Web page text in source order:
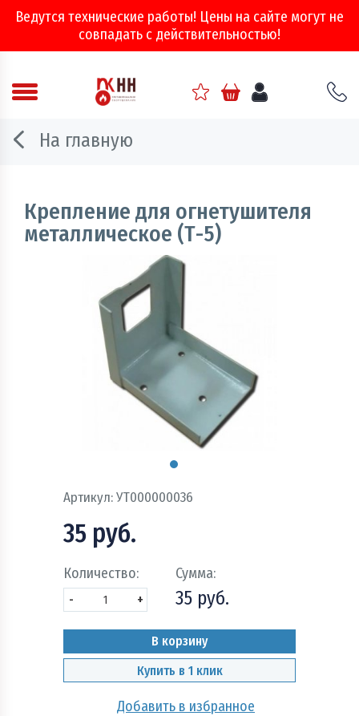
Ведутся технические работы! Цены на сайте могут не
совпадать с действительностью!
Аварийно - спасательное оборудование
Двери, ворота и люки противопожарные
Информационно-справочная литература
Обеспечение эвакуации, знаки безопасности
Огнебиозащитные составы
Огнетушители
Пожарно - охранная сигнализация и системы
оповещения при пожаре
Системы автоматического пожаротушения
Средства защиты и безопасность труда
Стволы пожарные и водопенное оборудование
Шкафы, щиты пожарные и инвентарь
На главную
Крепление для огнетушителя
металлическое (Т-5)
Артикул:УТ000000036
35 руб.
Количество:
- +
Сумма:
35 руб.
В корзину
Купить в 1 клик
Добавить в избранное